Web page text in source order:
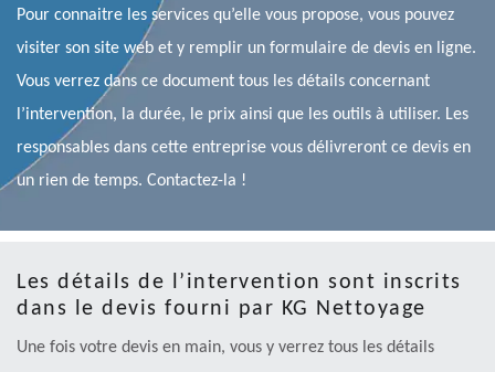
Pour connaitre les services qu’elle vous propose, vous pouvez
visiter son site web et y remplir un formulaire de devis en ligne.
Vous verrez dans ce document tous les détails concernant
l’intervention, la durée, le prix ainsi que les outils à utiliser. Les
responsables dans cette entreprise vous délivreront ce devis en
un rien de temps. Contactez-la !
Les détails de l’intervention sont inscrits
dans le devis fourni par KG Nettoyage
Une fois votre devis en main, vous y verrez tous les détails